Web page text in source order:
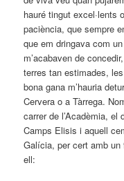
hauré tingut excel·lents
paciència, que sempre
que em dringava com
m’acabaven de
terres tan estimades,
bona gana m’hauria
Cervera o a Tàrrega.
carrer de l’Acadèmia,
Camps Elisis i aquell
Galícia, per cert amb un
ell: